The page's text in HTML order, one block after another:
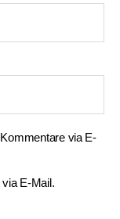
via E-
E-Mail.